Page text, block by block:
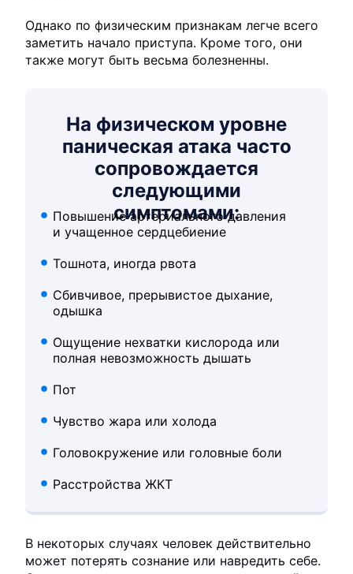
Однако по физическим признакам легче всего
заметить начало приступа. Кроме того, они
также могут быть весьма болезненны.
На физическом уровне
паническая атака часто
сопровождается
следующими
симптомами:
Повышение артериального давления
и учащенное сердцебиение
Тошнота, иногда рвота
Сбивчивое, прерывистое дыхание,
одышка
Ощущение нехватки кислорода или
полная невозможность дышать
Пот
Чувство жара или холода
Головокружение или головные боли
Расстройства ЖКТ
В некоторых случаях человек действительно
может потерять сознание или навредить себе.